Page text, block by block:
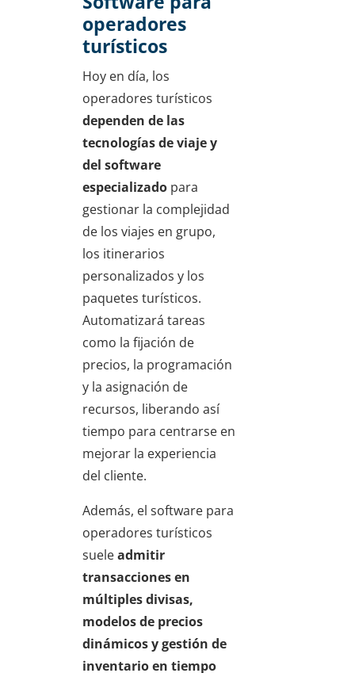
operadores
turísticos
Hoy en día, los
operadores turísticos
dependen de las
tecnologías de viaje y
del software
especializado para
gestionar la complejidad
de los viajes en grupo,
los itinerarios
personalizados y los
paquetes turísticos.
Automatizará tareas
como la fijación de
precios, la programación
y la asignación de
recursos, liberando así
tiempo para centrarse en
mejorar la experiencia
del cliente.
Además, el software para
operadores turísticos
sueleadmitir
transacciones en
múltiples divisas,
modelos de precios
dinámicos y gestión de
inventario en tiempo